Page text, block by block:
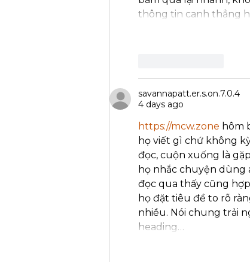
thông tin canh thẳng
savannapatt.er.s.on.7.0.4
4 days ago
https://mcw.zone hôm
họ viết gì chứ không
đọc, cuộn xuống là
họ nhắc chuyện dùng
đọc qua thấy cũng
họ đặt tiêu đề to rõ
nhiều. Nói chung trải
heading…